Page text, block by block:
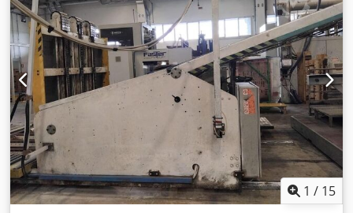
1200mm - A gép súlya kb 3000 kg -Szín RAL5012 -
világoskék További információ és ár kérésre Rendeljen árut
1 / 15